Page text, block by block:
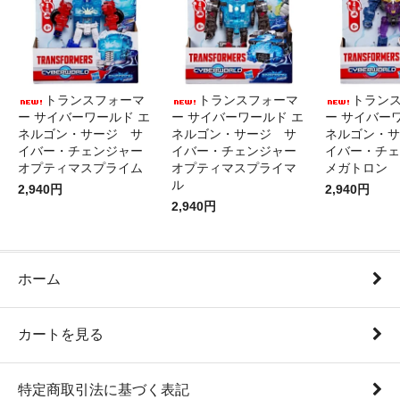
トランスフォーマ
ー サイバーワールド エ
ネルゴン・サージ サ
イバー・チェンジャー
オプティマスプライム
2,940円
トランスフォーマ
ー サイバーワールド エ
ネルゴン・サージ サ
イバー・チェンジャー
オプティマスプライマ
ル
2,940円
トラン
ー サイバー
ネルゴン・
イバー・チ
メガトロン
2,940円
ホーム
カートを見る
特定商取引法に基づく表記